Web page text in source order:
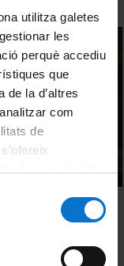
utilitza galetes
les
perquè accediu
que
de la d’altres
com
de
web de la